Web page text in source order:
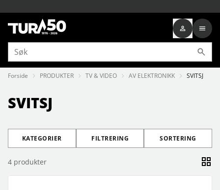
Forside PRODUKTER TV & VIDEO AV ELEKTRONIKK SVITSJ
SVITSJ
KATEGORIER FILTRERING SORTERING
4 produkter